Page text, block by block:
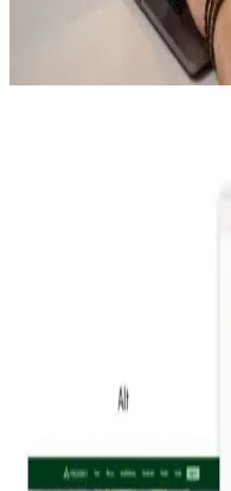
Zum Coding Sprint